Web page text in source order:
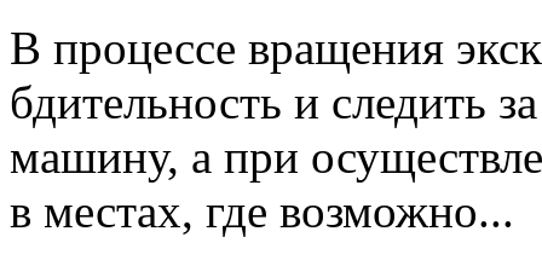
В процессе вращения
бдительность и следить
машину, а при
в местах, где возможно...